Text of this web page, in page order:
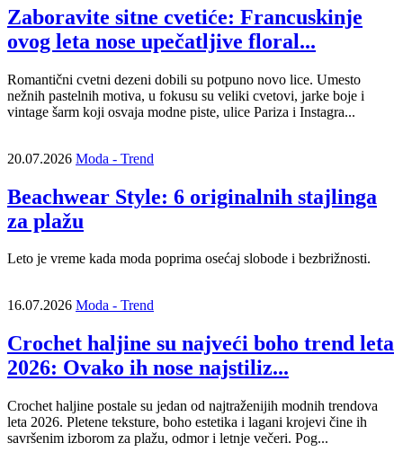
Zaboravite sitne cvetiće: Francuskinje
ovog leta nose upečatljive floral...
Romantični cvetni dezeni dobili su potpuno novo lice. Umesto
nežnih pastelnih motiva, u fokusu su veliki cvetovi, jarke boje i
vintage šarm koji osvaja modne piste, ulice Pariza i Instagra...
20.07.2026 Moda - Trend
Beachwear Style: 6 originalnih stajlinga
za plažu
Leto je vreme kada moda poprima osećaj slobode i bezbrižnosti.
16.07.2026 Moda - Trend
Crochet haljine su najveći boho trend leta
2026: Ovako ih nose najstiliz...
Crochet haljine postale su jedan od najtraženijih modnih trendova
leta 2026. Pletene teksture, boho estetika i lagani krojevi čine ih
savršenim izborom za plažu, odmor i letnje večeri. Pog...